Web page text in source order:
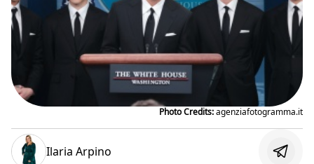
Photo Credits:agenziafotogramma.it
Ilaria Arpino